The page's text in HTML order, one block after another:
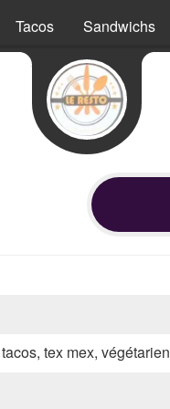
Tacos Sandwichs
tex mex, végétarien